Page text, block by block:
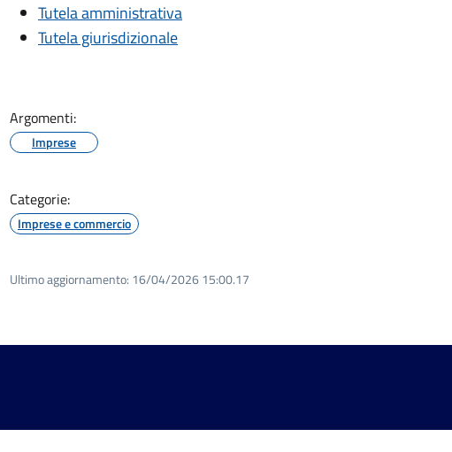
Tutela amministrativa
Tutela giurisdizionale
Argomenti:
Imprese
Categorie:
Imprese e commercio
Ultimo aggiornamento: 16/04/2026 15:00.17